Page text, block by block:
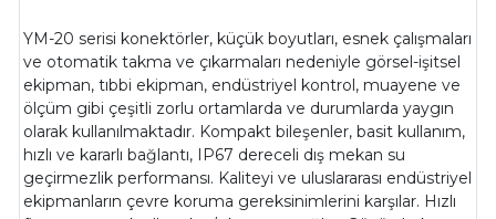
YM-20 serisi konektörler, küçük boyutları, esnek çalışmaları
ve otomatik takma ve çıkarmaları nedeniyle görsel-işitsel
ekipman, tıbbi ekipman, endüstriyel kontrol, muayene ve
ölçüm gibi çeşitli zorlu ortamlarda ve durumlarda yaygın
olarak kullanılmaktadır. Kompakt bileşenler, basit kullanım,
hızlı ve kararlı bağlantı, IP67 dereceli dış mekan su
geçirmezlik performansı. Kaliteyi ve uluslararası endüstriyel
ekipmanların çevre koruma gereksinimlerini karşılar. Hızlı